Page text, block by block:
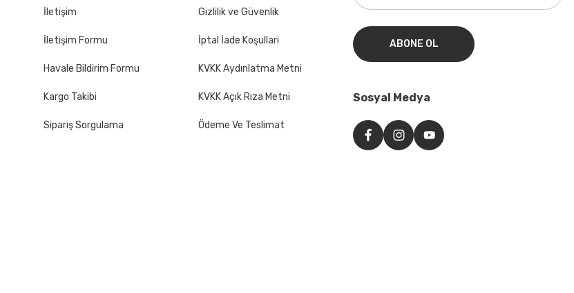
İletişim
İletişim Formu
Havale Bildirim Formu
Kargo Takibi
Sipariş Sorgulama
Gizlilik ve Güvenlik
İptal İade Koşullari
KVKK Aydınlatma Metni
KVKK Açık Rıza Metni
Ödeme Ve Teslimat
ABONE OL
Sosyal Medya